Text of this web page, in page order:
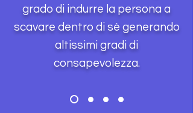
grado di indurre la persona a
scavare dentro di sè generando
altissimi gradi di
consapevolezza.